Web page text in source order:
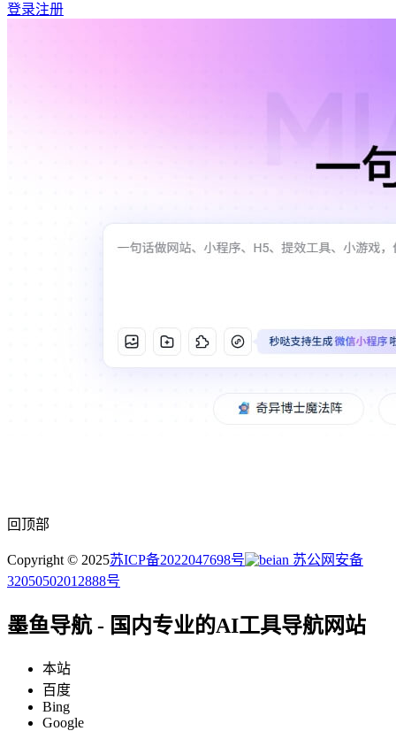
登录注册
回顶部
Copyright © 2025苏ICP备2022047698号
苏公网安备
32050502012888号
墨鱼导航 - 国内专业的AI工具导航网站
本站
百度
Bing
Google